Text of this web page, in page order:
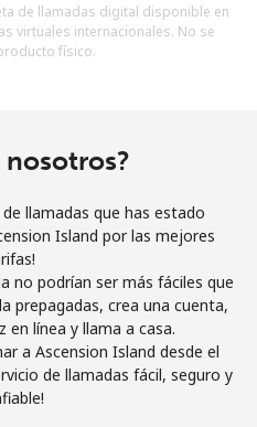
de llamadas digital disponible en
virtuales internacionales. No se
físico.
nosotros?
llamadas que has estado
Island por las mejores
no podrían ser más fáciles que
prepagadas, crea una cuenta,
línea y llama a casa.
a Ascension Island desde el
de llamadas fácil, seguro y